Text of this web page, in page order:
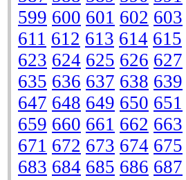
599 600 601 602 603
611 612 613 614 615
623 624 625 626 627
635 636 637 638 639
647 648 649 650 651
659 660 661 662 663
671 672 673 674 675
683 684 685 686 687